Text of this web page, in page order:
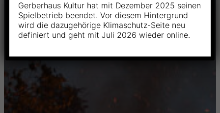
Gerberhaus Kultur hat mit Dezember 2025 seinen
Spielbetrieb beendet. Vor diesem Hintergrund
wird die dazugehörige Klimaschutz-Seite neu
definiert und geht mit Juli 2026 wieder online.